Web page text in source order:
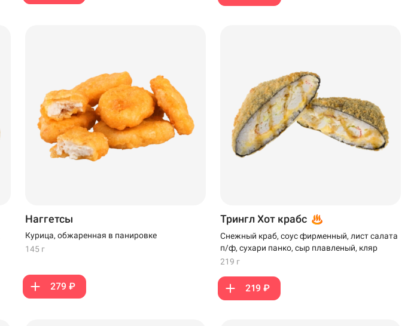
Наггетсы
Курица, обжаренная в панировке
145 г
279 ₽
Трингл Хот крабс
Снежный краб, соус фирменный, лист салата
п/ф, сухари панко, сыр плавленый, кляр
219 г
219 ₽